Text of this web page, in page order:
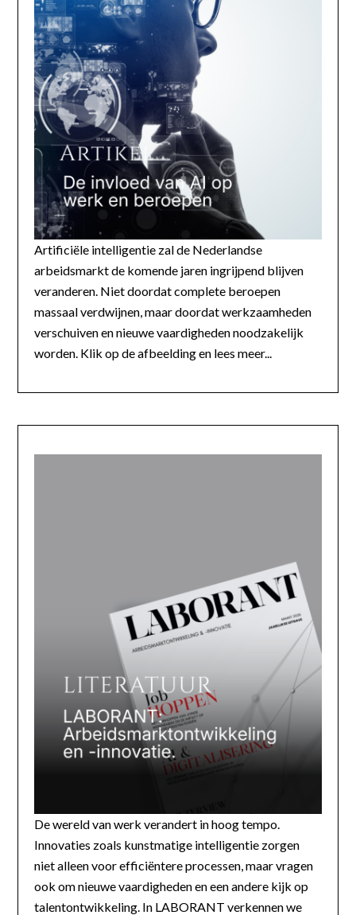
Artificiële intelligentie zal de Nederlandse
arbeidsmarkt de komende jaren ingrijpend blijven
veranderen. Niet doordat complete beroepen
massaal verdwijnen, maar doordat werkzaamheden
verschuiven en nieuwe vaardigheden noodzakelijk
worden. Klik op de afbeelding en lees meer...
De wereld van werk verandert in hoog tempo.
Innovaties zoals kunstmatige intelligentie zorgen
niet alleen voor efficiëntere processen, maar vragen
ook om nieuwe vaardigheden en een andere kijk op
talentontwikkeling. In LABORANT verkennen we